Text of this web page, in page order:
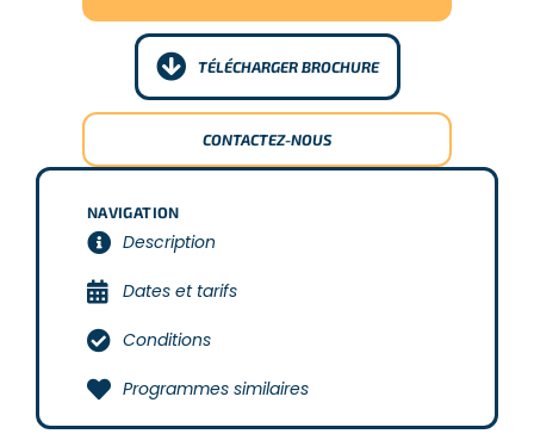
TÉLÉCHARGER BROCHURE
CONTACTEZ-NOUS
NAVIGATION
Description
Dates et tarifs
Conditions
Programmes similaires